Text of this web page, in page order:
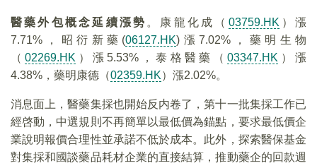
醫藥外包概念延續漲勢 。康龍化成（ 03759.HK ）漲
7.71%，昭衍新藥(06127.HK)漲7.02%，藥明生物
（02269.HK ）漲5.53%，泰格醫藥（ 03347.HK ）漲
4.38%，藥明康德（02359.HK）漲2.02%。
消息面上，醫藥集採也開始反内卷了，第十一批集採工作已
經啓動，中選規則不再簡單以最低價為錨點，要求最低價企
業說明報價合理性並承諾不低於成本。此外，探索醫保基金
對集採和國談藥品耗材企業的直接結算，推動藥企的回款週